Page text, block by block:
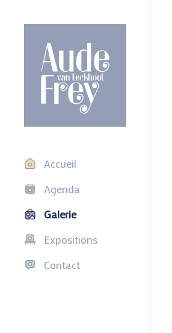
Accueil
Agenda
Galerie
Expositions
Contact